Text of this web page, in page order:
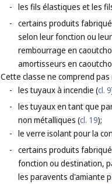
- les fils élastiques et les
- certains produits
selon leur fonction ou
rembourrage en
amortisseurs en
Cette classe ne comprend
- les tuyaux à incendie (cl. 9
- les tuyaux en tant que
non métalliques (cl. 19);
- le verre isolant pour la
- certains produits
fonction ou destination,
les paravents d'amiante